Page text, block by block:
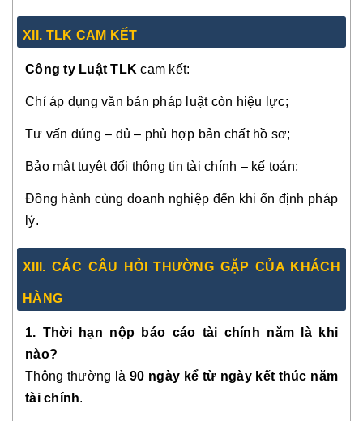
XII. TLK CAM KẾT
Công ty Luật TLK cam kết:
Chỉ áp dụng văn bản pháp luật còn hiệu lực;
Tư vấn đúng – đủ – phù hợp bản chất hồ sơ;
Bảo mật tuyệt đối thông tin tài chính – kế toán;
Đồng hành cùng doanh nghiệp đến khi ổn định pháp
lý.
XIII. CÁC CÂU HỎI THƯỜNG GẶP CỦA KHÁCH
HÀNG
1. Thời hạn nộp báo cáo tài chính năm là khi
nào?
Thông thường là 90 ngày kể từ ngày kết thúc năm
tài chính.